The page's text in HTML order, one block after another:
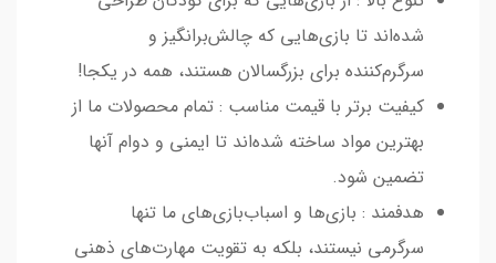
شده‌اند تا بازی‌هایی که چالش‌برانگیز و
سرگرم‌کننده برای بزرگسالان هستند، همه در یکجا!
کیفیت برتر با قیمت مناسب : تمام محصولات ما از
بهترین مواد ساخته شده‌اند تا ایمنی و دوام آنها
تضمین شود.
هدفمند : بازی‌ها و اسباب‌بازی‌های ما تنها
سرگرمی نیستند، بلکه به تقویت مهارت‌های ذهنی